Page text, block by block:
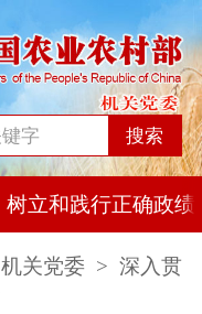
搜索
树立和践行正确政
机关党委> 深入贯